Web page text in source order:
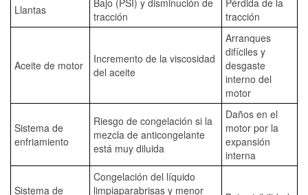
Llantas
Bajo (PSI) y disminución de
tracción
Pérdida de la
tracción
Aceite de motor
Incremento de la viscosidad
del aceite
Arranques
difíciles y
desgaste
interno del
motor
Sistema de
enfriamiento
Riesgo de congelación si la
mezcla de anticongelante
está muy diluida
Daños en el
motor por la
expansión
interna
Sistema de
Congelación del líquido
limpiaparabrisas y menor